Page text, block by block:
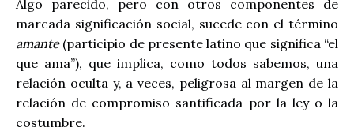
Algo parecido, pero con otros componentes de
marcada significación social, sucede con el término
amante(participio de presente latino que significa “el
que ama”), que implica, como todos sabemos, una
relación oculta y, a veces, peligrosa al margen de la
relación de compromiso santificada por la ley o la
costumbre.